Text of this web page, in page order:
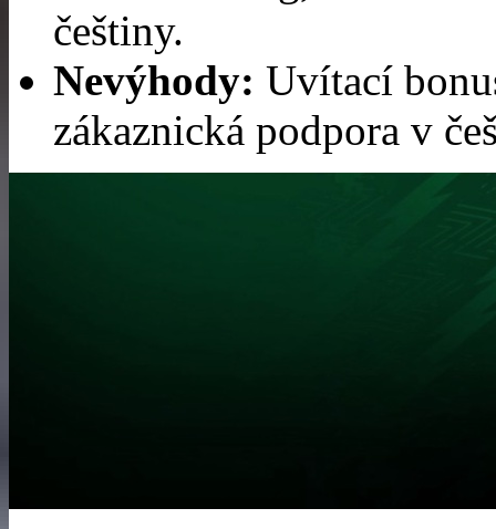
češtiny.
Nevýhody: Uvítací
zákaznická podpora v